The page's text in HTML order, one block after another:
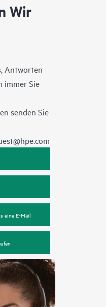
Wir
Antworten
immer Sie
senden Sie
eine E-Mail